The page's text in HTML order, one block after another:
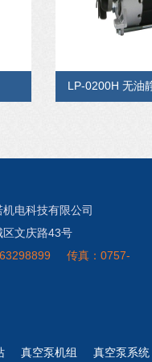
LP-0200H 无油
电科技有限公司
文庆路43号
传真：0757-
真空泵机组 真空泵系统